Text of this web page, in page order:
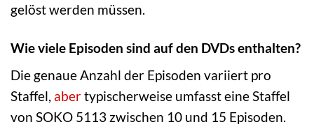
gelöst werden müssen.
Wie viele Episoden sind auf den DVDs enthalten?
Die genaue Anzahl der Episoden variiert pro
Staffel, abertypischerweise umfasst eine Staffel
von SOKO 5113 zwischen 10 und 15 Episoden.